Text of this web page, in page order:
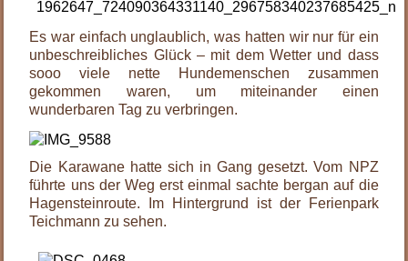
Es war einfach unglaublich, was hatten wir nur für ein
unbeschreibliches Glück – mit dem Wetter und dass
sooo viele nette Hundemenschen zusammen
gekommen waren, um miteinander einen
wunderbaren Tag zu verbringen.
Die Karawane hatte sich in Gang gesetzt. Vom NPZ
führte uns der Weg erst einmal sachte bergan auf die
Hagensteinroute. Im Hintergrund ist der Ferienpark
Teichmann zu sehen.